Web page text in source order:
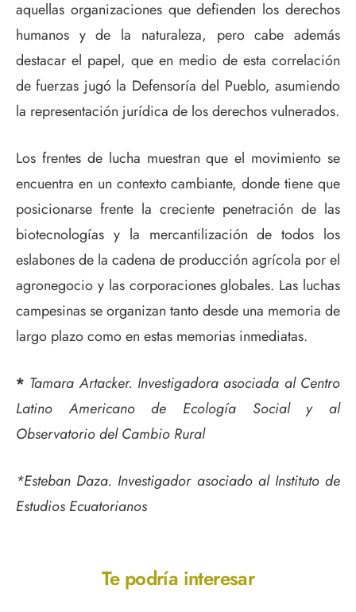
aquellas organizaciones que defienden los derechos
humanos y de la naturaleza, pero cabe además
destacar el papel, que en medio de esta correlación
de fuerzas jugó la Defensoría del Pueblo, asumiendo
la representación jurídica de los derechos vulnerados.
Los frentes de lucha muestran que el movimiento se
encuentra en un contexto cambiante, donde tiene que
posicionarse frente la creciente penetración de las
biotecnologías y la mercantilización de todos los
eslabones de la cadena de producción agrícola por el
agronegocio y las corporaciones globales. Las luchas
campesinas se organizan tanto desde una memoria de
largo plazo como en estas memorias inmediatas.
* Tamara Artacker. Investigadora asociada al Centro
Latino Americano de Ecología Social y al
Observatorio del Cambio Rural
*Esteban Daza. Investigador asociado al Instituto de
Estudios Ecuatorianos
Te podría interesar